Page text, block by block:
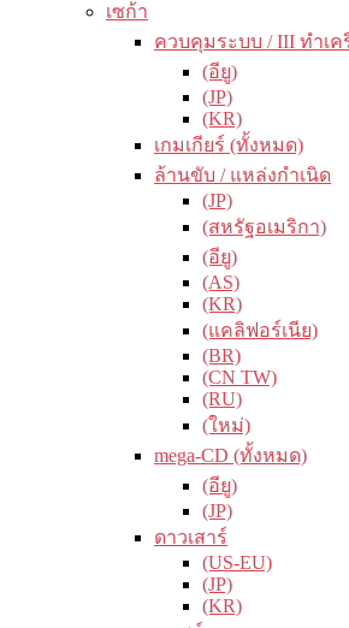
เซก้า
ควบคุมระบบ / III ทำเค
(อียู)
(JP)
(KR)
เกมเกียร์ (ทั้งหมด)
ล้านขับ / แหล่งกำเนิด
(JP)
(สหรัฐอเมริกา)
(อียู)
(AS)
(KR)
(แคลิฟอร์เนีย)
(BR)
(CN TW)
(RU)
(ใหม่)
mega-CD (ทั้งหมด)
(อียู)
(JP)
ดาวเสาร์
(US-EU)
(JP)
(KR)